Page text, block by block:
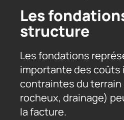
Les
structure
Les fondations
importante des coûts
contraintes du
rocheux, drainage)
la facture.